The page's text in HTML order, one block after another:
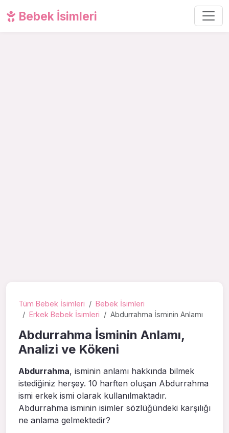
Bebek İsimleri
Tüm Bebek İsimleri
Bebek İsimleri
Erkek Bebek İsimleri
Abdurrahma İsminin Anlamı
Abdurrahma İsminin Anlamı,
Analizi ve Kökeni
Abdurrahma, isminin anlamı hakkında bilmek
istediğiniz herşey. 10 harften oluşan Abdurrahma
ismi erkek ismi olarak kullanılmaktadır.
Abdurrahma isminin isimler sözlüğündeki karşılığı
ne anlama gelmektedir?